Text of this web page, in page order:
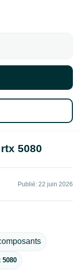
5080
Publié: 22 juin 2026
5080